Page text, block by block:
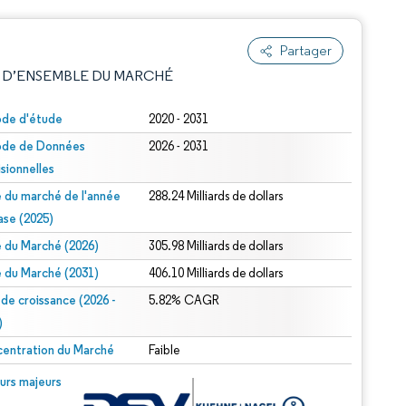
Partager
DU MARCHÉ
d'étude 2020 - 2031
de Données
2026 - 2031
du marché de l'année
(2025)
288.24 Milliards de dollars
du Marché (2026) 305.98 Milliards de dollars
du Marché (2031) 406.10 Milliards de dollars
croissance (2026 -
5.82% CAGR
du Marché Faible
majeurs
© Mordor Intelligence. La réutilisation nécessite une attribution sous CC BY 4.0.
sous CC BY 4.0.